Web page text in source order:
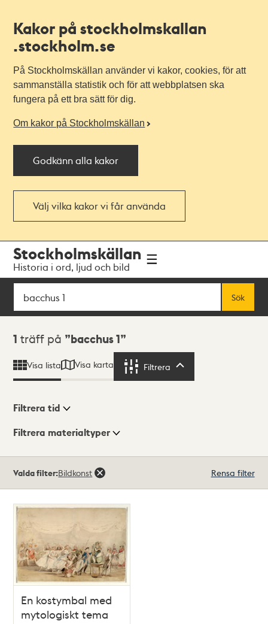
Kakor på stockholmskallan
.stockholm.se
På Stockholmskällan använder vi kakor, cookies, för att
sammanställa statistik och för att webbplatsen ska
fungera på ett bra sätt för dig.
Om kakor på Stockholmskällan
Godkänn alla kakor
Välj vilka kakor vi får använda
navigationen
huvudinnehållet
Stockholmskällan
Historia i ord, ljud och bild
Sök
Sök
Sökresultat
1 träff på bacchus 1
Visa lista Visa karta Filtrera
Visningsläge
Filtrera tid
Filtrera materialtyper
träffar
Valda filter:Bildkonst Rensa filter
En kostymbal med
mytologiskt tema